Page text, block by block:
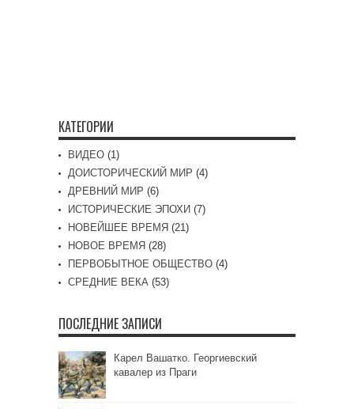
КАТЕГОРИИ
ВИДЕО (1)
ДОИСТОРИЧЕСКИЙ МИР (4)
ДРЕВНИЙ МИР (6)
ИСТОРИЧЕСКИЕ ЭПОХИ (7)
НОВЕЙШЕЕ ВРЕМЯ (21)
НОВОЕ ВРЕМЯ (28)
ПЕРВОБЫТНОЕ ОБЩЕСТВО (4)
СРЕДНИЕ ВЕКА (53)
ПОСЛЕДНИЕ ЗАПИСИ
Карел Вашатко. Георгиевский
кавалер из Праги